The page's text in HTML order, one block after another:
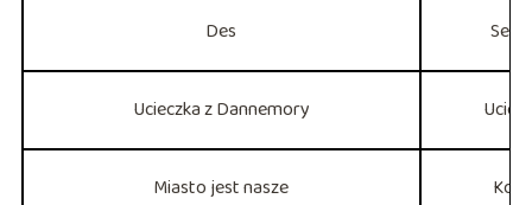
Des
Ucieczka z Dannemory
Miasto jest nasze